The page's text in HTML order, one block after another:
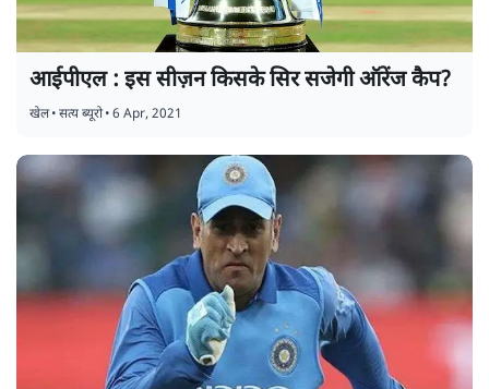
आईपीएल : इस सीज़न किसके सिर सजेगी ऑरेंज कैप?
खेल•सत्य ब्यूरो•6 Apr, 2021